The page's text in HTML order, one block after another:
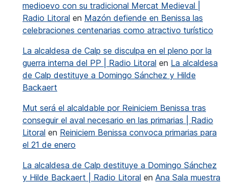
medioevo con su tradicional Mercat Medieval |
Radio Litoral en Mazón defiende en Benissa las
celebraciones centenarias como atractivo turístico
La alcaldesa de Calp se disculpa en el pleno por la
guerra interna del PP | Radio Litoral en La alcaldesa
de Calp destituye a Domingo Sánchez y Hilde
Backaert
Mut será el alcaldable por Reiniciem Benissa tras
conseguir el aval necesario en las primarias | Radio
Litoral en Reiniciem Benissa convoca primarias para
el 21 de enero
La alcaldesa de Calp destituye a Domingo Sánchez
y Hilde Backaert | Radio Litoral en Ana Sala muestra